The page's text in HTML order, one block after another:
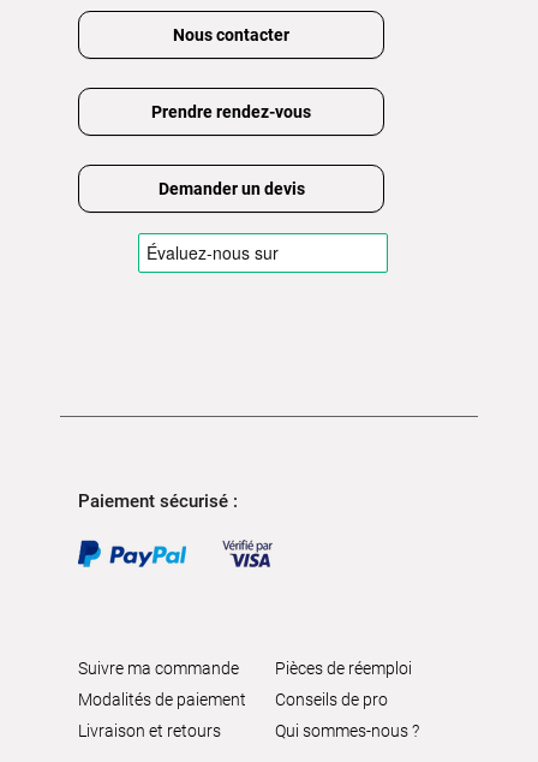
Nous contacter
Prendre rendez-vous
Demander un devis
Paiement sécurisé :
Suivre ma commande
Modalités de paiement
Livraison et retours
Pièces de réemploi
Conseils de pro
Qui sommes-nous ?